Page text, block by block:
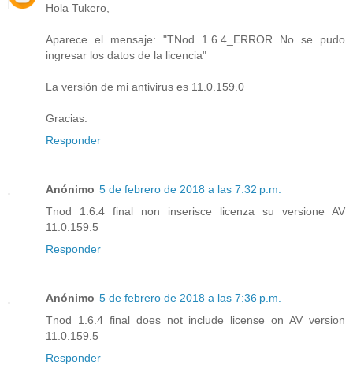
Hola Tukero,
Aparece el mensaje: "TNod 1.6.4_ERROR No se pudo
ingresar los datos de la licencia"
La versión de mi antivirus es 11.0.159.0
Gracias.
Responder
Anónimo 5 de febrero de 2018 a las 7:32 p.m.
Tnod 1.6.4 final non inserisce licenza su versione AV
11.0.159.5
Responder
Anónimo 5 de febrero de 2018 a las 7:36 p.m.
Tnod 1.6.4 final does not include license on AV version
11.0.159.5
Responder